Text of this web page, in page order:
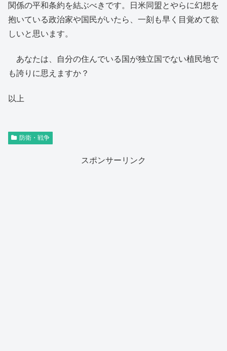
関係の平和条約を結ぶべきです。日米同盟とやらに幻想を
抱いている政治家や国民がいたら、一刻も早く目覚めて欲
しいと思います。
あなたは、自分の住んでいる国が独立国でない植民地で
も誇りに思えますか？
以上
防衛・戦争
スポンサーリンク